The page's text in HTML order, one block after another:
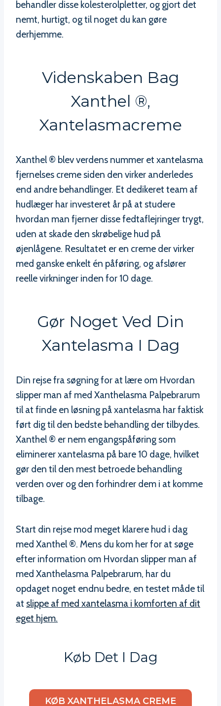
behandler disse kolesterolpletter, og gjort det
nemt, hurtigt, og til noget du kan gøre
derhjemme.
Videnskaben Bag
Xanthel ®,
Xantelasmacreme
Xanthel ® blev verdens nummer et xantelasma
fjernelses creme siden den virker anderledes
end andre behandlinger. Et dedikeret team af
hudlæger har investeret år på at studere
hvordan man fjerner disse fedtaflejringer trygt,
uden at skade den skrøbelige hud på
øjenlågene. Resultatet er en creme der virker
med ganske enkelt én påføring, og afslører
reelle virkninger inden for 10 dage.
Gør Noget Ved Din
Xantelasma I Dag
Din rejse fra søgning for at lære om Hvordan
slipper man af med Xanthelasma Palpebrarum
til at finde en løsning på xantelasma har faktisk
ført dig til den bedste behandling der tilbydes.
Xanthel ® er nem engangspåføring som
eliminerer xantelasma på bare 10 dage, hvilket
gør den til den mest betroede behandling
verden over og den forhindrer dem i at komme
tilbage.
Start din rejse mod meget klarere hud i dag
med Xanthel ®. Mens du kom her for at søge
efter information om Hvordan slipper man af
med Xanthelasma Palpebrarum, har du
opdaget noget endnu bedre, en testet måde til
at slippe af med xantelasma i komforten af dit
eget hjem.
Køb Det I Dag
KØB XANTHELASMA CREME